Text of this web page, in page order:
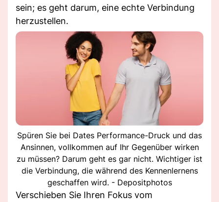
sein; es geht darum, eine echte Verbindung
herzustellen.
Spüren Sie bei Dates Performance-Druck und das
Ansinnen, vollkommen auf Ihr Gegenüber wirken
zu müssen? Darum geht es gar nicht. Wichtiger ist
die Verbindung, die während des Kennenlernens
geschaffen wird. - Depositphotos
Verschieben Sie Ihren Fokus vom